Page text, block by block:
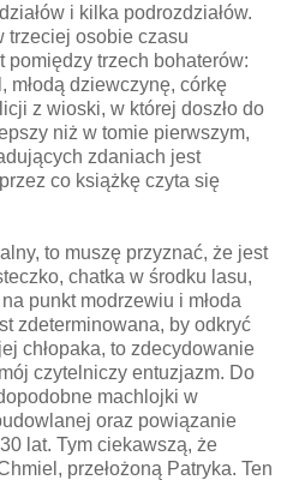
i kilka podrozdziałów.
trzeciej osobie czasu
pomiędzy trzech bohaterów:
młodą dziewczynę, córkę
z wioski, w której doszło do
niż w tomie pierwszym,
zdaniach jest
co książkę czyta się
to muszę przyznać, że jest
chatka w środku lasu,
punkt modrzewiu i młoda
zdeterminowana, by odkryć
chłopaka, to zdecydowanie
czytelniczy entuzjazm. Do
machlojki w
oraz powiązanie
lat. Tym ciekawszą, że
przełożoną Patryka. Ten